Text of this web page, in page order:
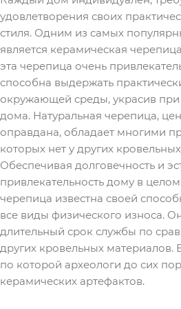
удовлетворения своих
стиля. Одним из самых
является керамическая
эта черепица очень
способна выдержать
окружающей среды, украсив
дома. Натуральная черепица,
оправдана, обладает многими
которых нет у других
Обеспечивая долговечность и
привлекательность дому в
черепица известна своей
все виды физического износа.
длительный срок службы по
других кровельных материалов.
по которой археологи до сих
керамических артефактов.